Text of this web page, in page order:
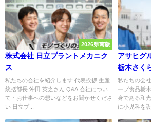
2026県南版
株式会社 日立プラントメカニク
ス
私たちの会社を紹介します 代表挨拶 生産
統括部長 沖田 英之さん Q&A 会社につい
て・お仕事への想いなどをお聞かせくださ
い 日立プ...
アサヒグ
栃木さく
私たちの会
ープ食品栃
身である和
に小児科を